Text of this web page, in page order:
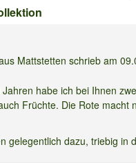
Mattstetten schrieb am
habe ich bei Ihnen
Früchte. Die Rote
gelegentlich dazu, triebig